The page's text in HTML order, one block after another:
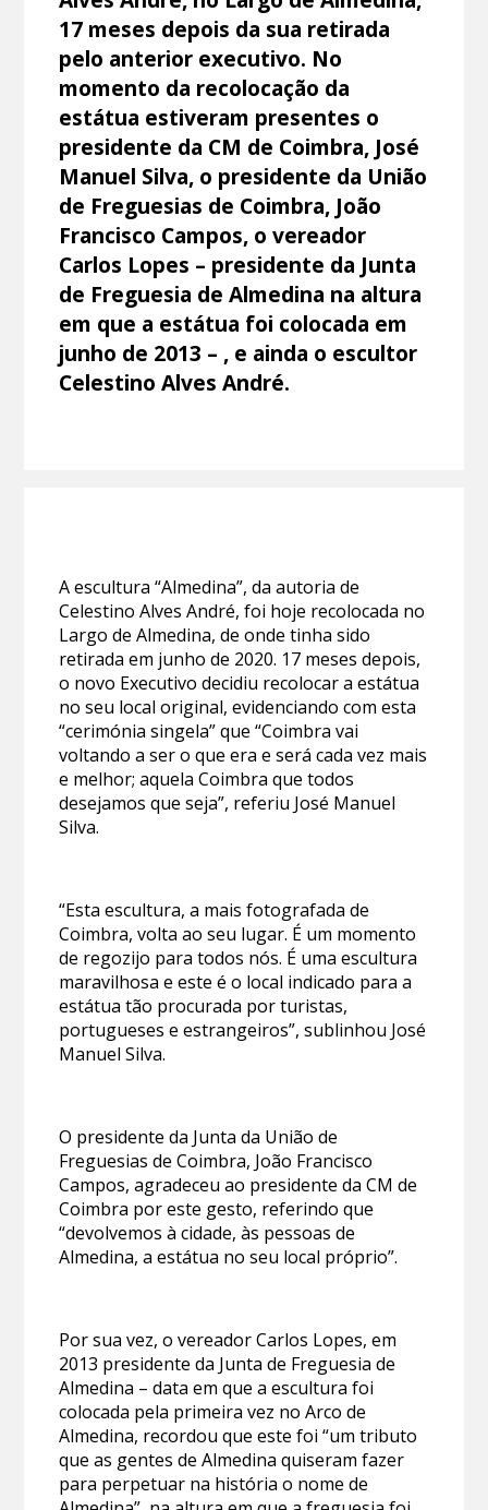
17 meses depois da sua retirada
pelo anterior executivo. No
momento da recolocação da
estátua estiveram presentes o
presidente da CM de Coimbra, José
Manuel Silva, o presidente da União
de Freguesias de Coimbra, João
Francisco Campos, o vereador
Carlos Lopes – presidente da Junta
de Freguesia de Almedina na altura
em que a estátua foi colocada em
junho de 2013 – , e ainda o escultor
Celestino Alves André.
A escultura “Almedina”, da autoria de
Celestino Alves André, foi hoje recolocada no
Largo de Almedina, de onde tinha sido
retirada em junho de 2020. 17 meses depois,
o novo Executivo decidiu recolocar a estátua
no seu local original, evidenciando com esta
“cerimónia singela” que “Coimbra vai
voltando a ser o que era e será cada vez mais
e melhor; aquela Coimbra que todos
desejamos que seja”, referiu José Manuel
Silva.
“Esta escultura, a mais fotografada de
Coimbra, volta ao seu lugar. É um momento
de regozijo para todos nós. É uma escultura
maravilhosa e este é o local indicado para a
estátua tão procurada por turistas,
portugueses e estrangeiros”, sublinhou José
Manuel Silva.
O presidente da Junta da União de
Freguesias de Coimbra, João Francisco
Campos, agradeceu ao presidente da CM de
Coimbra por este gesto, referindo que
“devolvemos à cidade, às pessoas de
Almedina, a estátua no seu local próprio”.
Por sua vez, o vereador Carlos Lopes, em
2013 presidente da Junta de Freguesia de
Almedina – data em que a escultura foi
colocada pela primeira vez no Arco de
Almedina, recordou que este foi “um tributo
que as gentes de Almedina quiseram fazer
para perpetuar na história o nome de